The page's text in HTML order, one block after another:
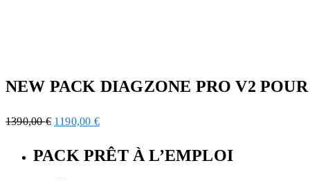
NEW PACK DIAGZONE PRO V2
1390,00€ 1190,00 €
PACK PRÊT À L’EMPLOI